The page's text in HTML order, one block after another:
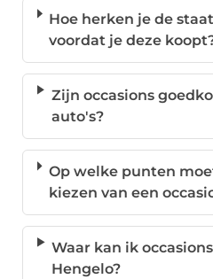
Hoe herken je de
voordat je deze
Zijn occasions
auto's?
Op welke punten
kiezen van een
Waar kan ik
Hengelo?